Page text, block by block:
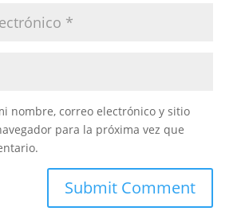
nombre, correo electrónico y sitio
para la próxima vez que